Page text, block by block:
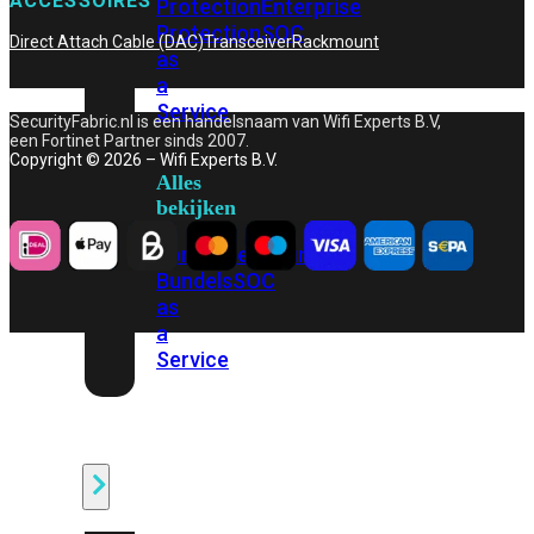
ProtectionEnterprise
ProtectionSOC
as
a
Service
Alles
bekijken
FortiCare Security
BundelsSOC
as
a
Service
Direct Attach Cable (DAC)TransceiverRackmount
SecurityFabric.nl is een handelsnaam van Wifi Experts B.V,
een Fortinet Partner sinds 2007.
Copyright © 2026 – Wifi Experts B.V.